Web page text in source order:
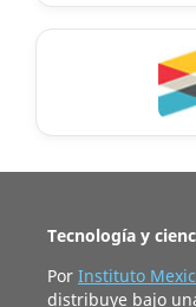
Tecnología y
Por Instituto
distribuye bajo